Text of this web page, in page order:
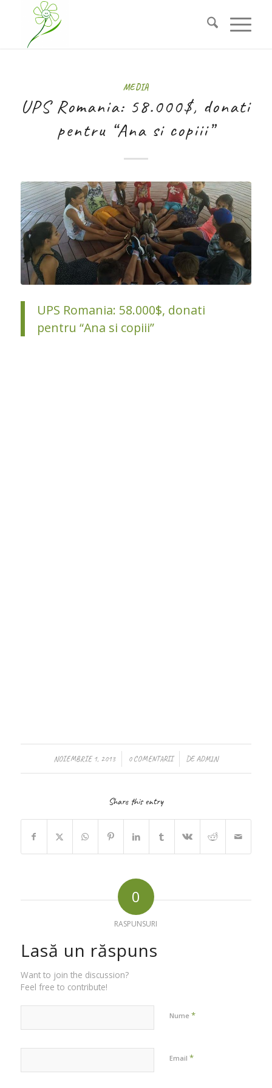
MEDIA
UPS Romania: 58.000$, donati
pentru “Ana si copiii”
UPS Romania: 58.000$, donati
pentru “Ana si copiii”
NOIEMBRIE 1, 2013
/ 0 COMENTARII
/ DEADMIN
Share this entry
0
RASPUNSURI
Lasă un răspuns
Want to join the discussion?
Feel free to contribute!
Nume *
Email *